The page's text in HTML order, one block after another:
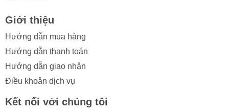
2. Nguyên nhân khiến iPhone 12 Mini
phải sửa IC sóng?
Việc iPhone 12 Mini bị mất sóng hoặc sóng yếu thường
là kết quả của nhiều tác động vật lý và môi trường khác
nguyên nhân trước khi tiến hành sửa IC sóng iPhone
Giới thiệu
Hướng dẫn mua hàng
Hướng dẫn thanh toán
Hướng dẫn giao nhận
Điều khoản dịch vụ
Kết nối với chúng tôi